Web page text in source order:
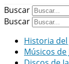
Buscar
Buscar
Historia del
Músicos de